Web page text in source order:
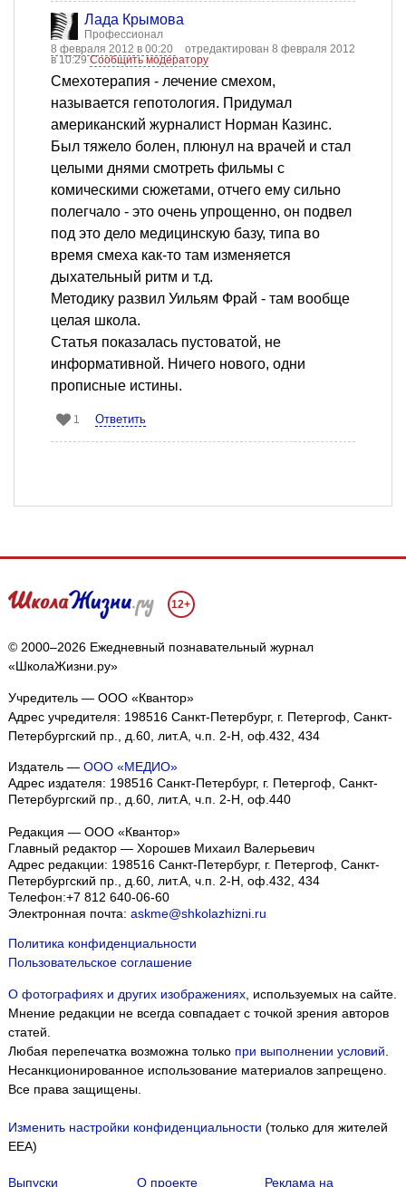
Лада Крымова
Профессионал
8 февраля 2012 в 00:20
отредактирован 8 февраля 2012
в 10:29Сообщить модератору
Смехотерапия - лечение смехом,
называется гепотология. Придумал
американский журналист Норман Казинс.
Был тяжело болен, плюнул на врачей и стал
целыми днями смотреть фильмы с
комическими сюжетами, отчего ему сильно
полегчало - это очень упрощенно, он подвел
под это дело медицинскую базу, типа во
время смеха как-то там изменяется
дыхательный ритм и т.д.
Методику развил Уильям Фрай - там вообще
целая школа.
Статья показалась пустоватой, не
информативной. Ничего нового, одни
прописные истины.
1 Ответить
12+
© 2000–2026 Ежедневный познавательный журнал
«ШколаЖизни.ру»
Учредитель — ООО «Квантор»
Адрес учредителя: 198516 Санкт-Петербург, г. Петергоф, Санкт-
Петербургский пр., д.60, лит.А, ч.п. 2-Н, оф.432, 434
Издатель — ООО «МЕДИО»
Адрес издателя: 198516 Санкт-Петербург, г. Петергоф, Санкт-
Петербургский пр., д.60, лит.А, ч.п. 2-Н, оф.440
Редакция — ООО «Квантор»
Главный редактор — Хорошев Михаил Валерьевич
Адрес редакции: 198516 Санкт-Петербург, г. Петергоф, Санкт-
Петербургский пр., д.60, лит.А, ч.п. 2-Н, оф.432, 434
Телефон:+7 812 640-06-60
Электронная почта: askme@shkolazhizni.ru
Политика конфиденциальности
Пользовательское соглашение
О фотографиях и других изображениях, используемых на сайте.
Мнение редакции не всегда совпадает с точкой зрения авторов
статей.
Любая перепечатка возможна только при выполнении условий.
Несанкционированное использование материалов запрещено.
Все права защищены.
Изменить настройки конфиденциальности (только для жителей
EEA)
Выпуски О проекте Реклама на
Мы собираем файлы cookie и применяемЯндекс.Метрику.